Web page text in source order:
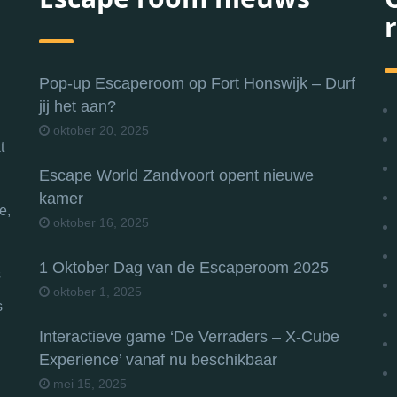
Pop-up Escaperoom op Fort Honswijk – Durf
jij het aan?
oktober 20, 2025
Escape World Zandvoort opent nieuwe
kamer
oktober 16, 2025
1 Oktober Dag van de Escaperoom 2025
oktober 1, 2025
Interactieve game ‘De Verraders – X-Cube
Experience’ vanaf nu beschikbaar
mei 15, 2025